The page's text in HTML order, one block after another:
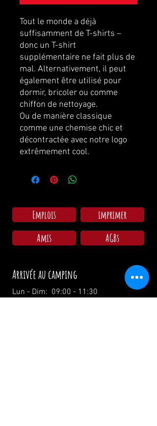
Tout le monde a déjà
suffisamment de T-shirts –
donc un T-shirt
supplémentaire ne fait plus de
mal. Alternativement, il peut
également être utilisé pour
dormir, bricoler ou comme
chiffon de nettoyage.
Ou de manière classique
comme une chemise chic et
décontractée avec notre logo
extrêmement cool.
Emplois
imprimer
Amis
AGBs
Arrivée au camping
Lun - Dim: 09:00 - 11:30